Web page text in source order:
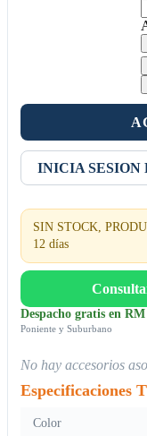
INICIA SESION
SIN STOCK,
12 días
Despacho gratis en
Poniente y Suburbano
No hay accesorios
Especificaciones
Color